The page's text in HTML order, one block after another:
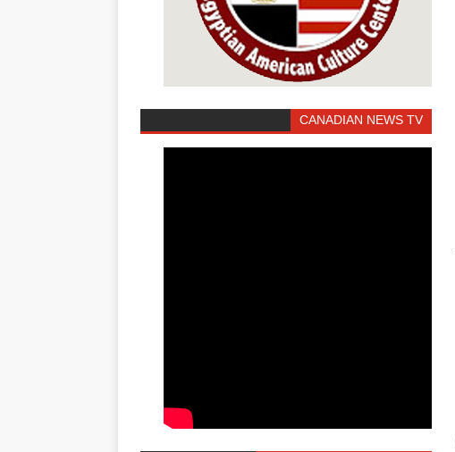
CANADIAN NEWS TV